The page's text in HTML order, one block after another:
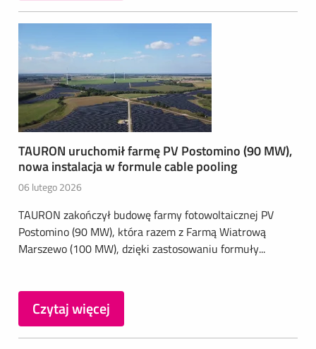
TAURON uruchomił farmę PV Postomino (90 MW),
nowa instalacja w formule cable pooling
06 lutego 2026
TAURON zakończył budowę farmy fotowoltaicznej PV
Postomino (90 MW), która razem z Farmą Wiatrową
Marszewo (100 MW), dzięki zastosowaniu formuły...
Czytaj więcej